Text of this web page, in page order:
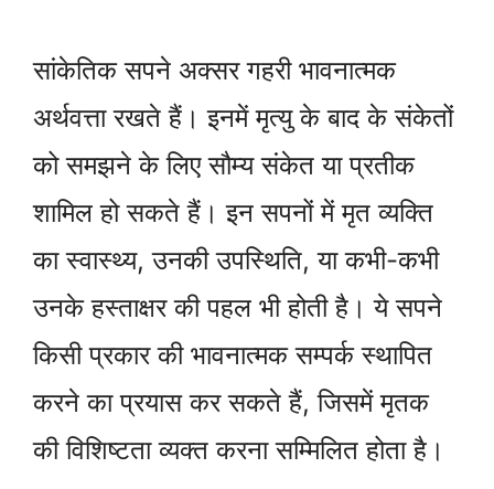
सांकेतिक सपने अक्सर गहरी भावनात्मक
अर्थवत्ता रखते हैं। इनमें मृत्यु के बाद के संकेतों
को समझने के लिए सौम्य संकेत या प्रतीक
शामिल हो सकते हैं। इन सपनों में मृत व्यक्ति
का स्वास्थ्य, उनकी उपस्थिति, या कभी-कभी
उनके हस्ताक्षर की पहल भी होती है। ये सपने
किसी प्रकार की भावनात्मक सम्पर्क स्थापित
करने का प्रयास कर सकते हैं, जिसमें मृतक
की विशिष्टता व्यक्त करना सम्मिलित होता है।